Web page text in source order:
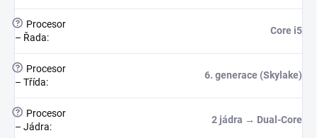
?
Procesor
– Řada:
Core i5
?
Procesor
– Třída:
6. generace (Skylake)
?
Procesor
– Jádra:
2 jádra → Dual-Core